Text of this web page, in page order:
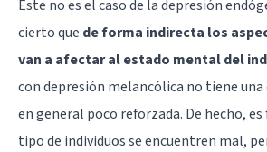
Este no es el caso de la depresión
cierto que de forma indirecta los
van a afectar al estado mental del
con depresión melancólica no tiene
en general poco reforzada. De hecho,
tipo de individuos se encuentren mal,